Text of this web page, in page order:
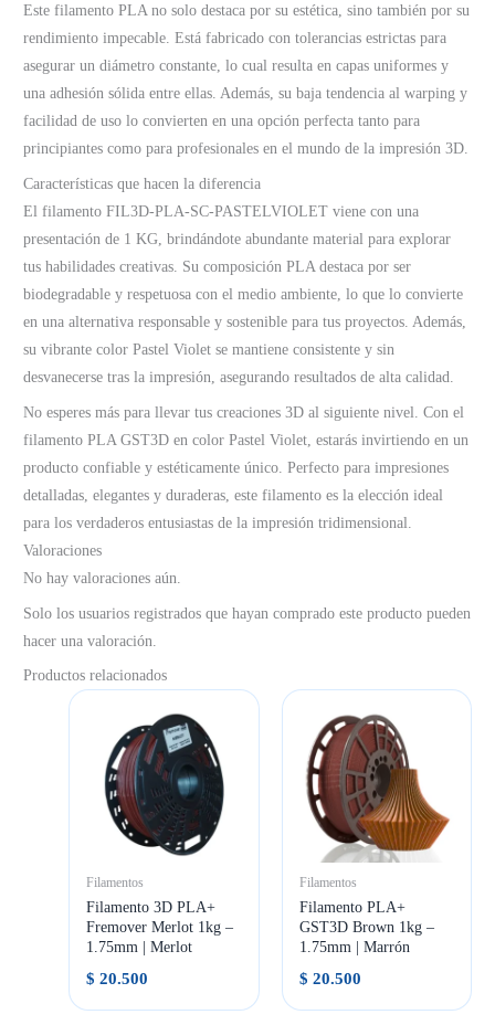
Este filamento PLA no solo destaca por su estética, sino también por su
rendimiento impecable. Está fabricado con tolerancias estrictas para
asegurar un diámetro constante, lo cual resulta en capas uniformes y
una adhesión sólida entre ellas. Además, su baja tendencia al warping y
facilidad de uso lo convierten en una opción perfecta tanto para
principiantes como para profesionales en el mundo de la impresión 3D.
Características que hacen la diferencia
El filamento FIL3D-PLA-SC-PASTELVIOLET viene con una
presentación de 1 KG, brindándote abundante material para explorar
tus habilidades creativas. Su composición PLA destaca por ser
biodegradable y respetuosa con el medio ambiente, lo que lo convierte
en una alternativa responsable y sostenible para tus proyectos. Además,
su vibrante color Pastel Violet se mantiene consistente y sin
desvanecerse tras la impresión, asegurando resultados de alta calidad.
No esperes más para llevar tus creaciones 3D al siguiente nivel. Con el
filamento PLA GST3D en color Pastel Violet, estarás invirtiendo en un
producto confiable y estéticamente único. Perfecto para impresiones
detalladas, elegantes y duraderas, este filamento es la elección ideal
para los verdaderos entusiastas de la impresión tridimensional.
Valoraciones
No hay valoraciones aún.
Solo los usuarios registrados que hayan comprado este producto pueden
hacer una valoración.
Productos relacionados
Filamentos
Filamento 3D PLA+
Fremover Merlot 1kg –
1.75mm | Merlot
$ 20.500
Filamentos
Filamento PLA+
GST3D Brown 1kg –
1.75mm | Marrón
$ 20.500